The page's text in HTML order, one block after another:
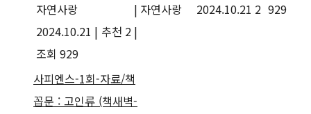
자연사랑
|
2024.10.21 | 추천 2 |
조회 929
자연사랑 2024.10.21 2 929
사피엔스-1회-자료/책
꼽문 : 고인류 (책새벽-